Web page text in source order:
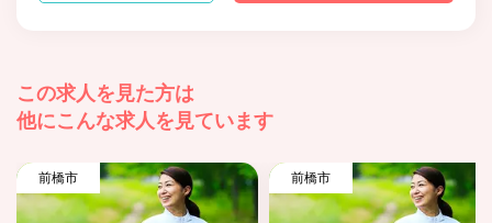
この求人を見た方は
他にこんな求人を見ています
前橋市 前橋市